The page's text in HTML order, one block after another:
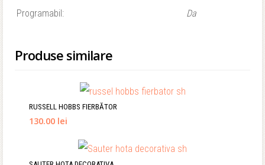
Programabil: Da
Produse similare
RUSSELL HOBBS FIERBĂTOR
130.00 lei